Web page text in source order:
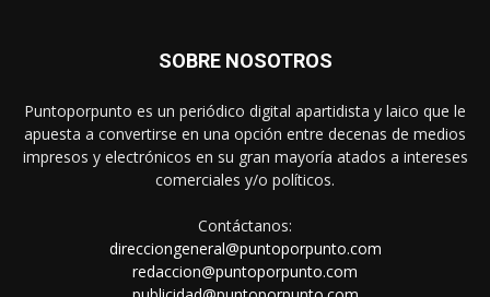
SOBRE NOSOTROS
Puntoporpunto es un periódico digital apartidista y laico que le
apuesta a convertirse en una opción entre decenas de medios
impresos y electrónicos en su gran mayoría atados a intereses
comerciales y/o políticos.
Contáctanos:
direcciongeneral@puntoporpunto.com
redaccion@puntoporpunto.com